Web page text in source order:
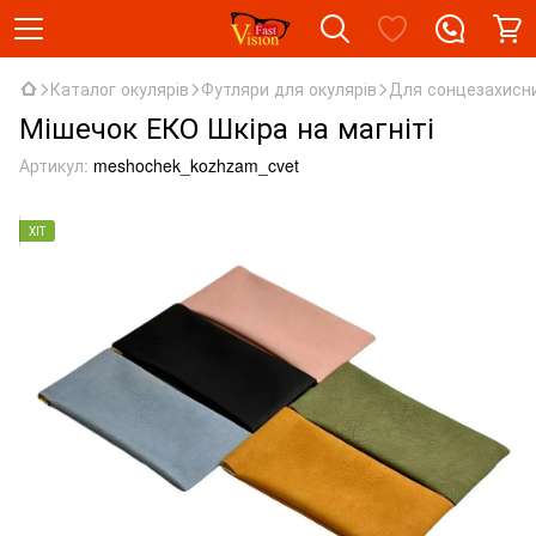
Каталог окулярів Футляри для окулярів Для
Мішечок ЕКО Шкіра на магніті
Артикул: meshochek_kozhzam_cvet
ХІТ